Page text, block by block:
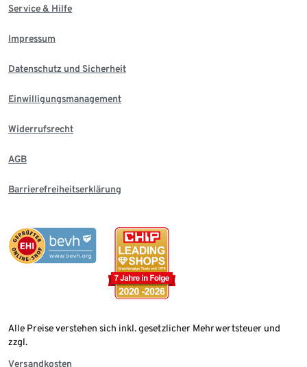
Service & Hilfe
Impressum
Datenschutz und Sicherheit
Einwilligungsmanagement
Widerrufsrecht
AGB
Barrierefreiheitserklärung
Alle Preise verstehen sich inkl. gesetzlicher Mehrwertsteuer und
zzgl.
Versandkosten